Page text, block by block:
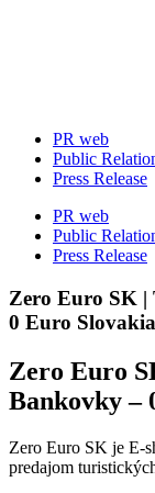
PR web
Public
Press Release
PR web
Public
Press Release
Zero Euro SK |
0 Euro Slovakia
Zero Euro
Bankovky –
Zero Euro SK je E-
predajom